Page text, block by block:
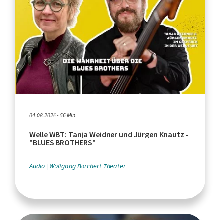
04.08.2026 - 56 Min.
Welle WBT: Tanja Weidner und Jürgen Knautz -
"BLUES BROTHERS"
Audio Wolfgang Borchert Theater